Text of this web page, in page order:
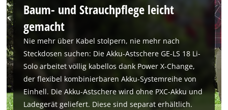
Google Maps laden zu können!
This content is not permitted to load due
to trackers that are not disclosed to the
visitor. The website owner needs to setup
the site with their CMP to add this content
Baum- und Strauchpflege leicht
gemacht
Nie mehr über Kabel stolpern, nie mehr nach
Steckdosen suchen: Die Akku-Astschere GE-LS 18 Li-
Solo arbeitet völlig kabellos dank Power X-Change,
der flexibel kombinierbaren Akku-Systemreihe von
Einhell. Die Akku-Astschere wird ohne PXC-Akku und
Ladegerät geliefert. Diese sind separat erhältlich.